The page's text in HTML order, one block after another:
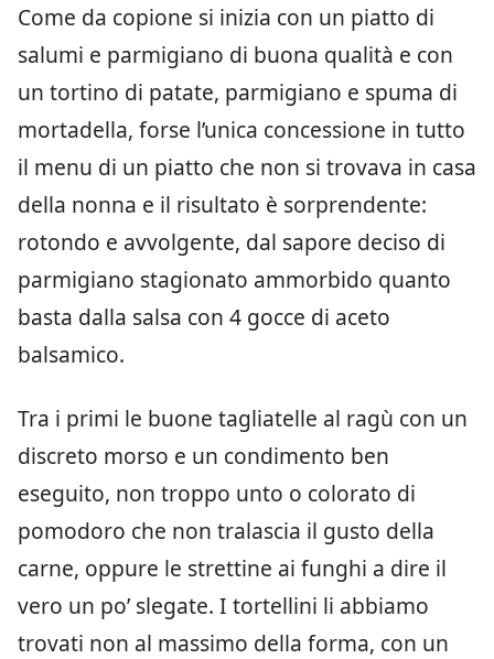
Come da copione si inizia con un piatto di
salumi e parmigiano di buona qualità e con
un tortino di patate, parmigiano e spuma di
mortadella, forse l’unica concessione in tutto
il menu di un piatto che non si trovava in casa
della nonna e il risultato è sorprendente:
rotondo e avvolgente, dal sapore deciso di
parmigiano stagionato ammorbido quanto
basta dalla salsa con 4 gocce di aceto
balsamico.
Tra i primi le buone tagliatelle al ragù con un
discreto morso e un condimento ben
eseguito, non troppo unto o colorato di
pomodoro che non tralascia il gusto della
carne, oppure le strettine ai funghi a dire il
vero un po’ slegate. I tortellini li abbiamo
trovati non al massimo della forma, con un